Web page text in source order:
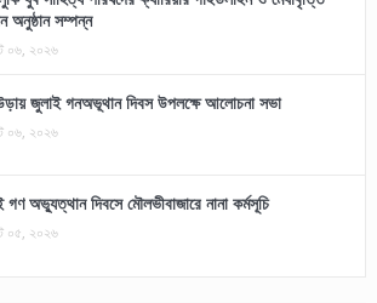
অনুষ্ঠান সম্পন্ন
০৬, ২০২৬
জুলাই গনঅভূথান দিবস উপলক্ষে আলোচনা সভা
০৬, ২০২৬
গণ অভ্যুত্থান দিবসে মৌলভীবাজারে নানা কর্মসূচি
০৫, ২০২৬